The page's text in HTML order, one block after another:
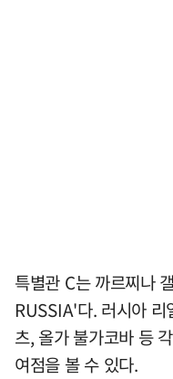
특별관 C는 까르찌나
RUSSIA'다. 러시아 리
츠, 올가 불가코바 등
여점을 볼 수 있다.